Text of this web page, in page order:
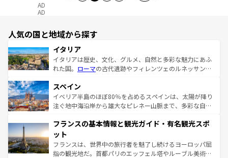
AD
AD
人気の国と地域から探す
イタリア
イタリアは歴史、文化、グルメ、自然と多彩な魅力にあふ
れた国。 ローマの古代遺跡やフィレンツェのルネッサンス
ろん、トスカーナの美しい田園風景やアマルフィ海岸の絶
景など、自然景観も見逃せない。観光の合間には、本場の
ピザやパスタなど、絶品のイタリア料理を堪能することも
ませてくれるイタリアで、忘れられない旅をしてみよう！
なお、新着のイタリア情報は
しい。
スペイン
イベリア半島のほぼ80％を占めるスペインは、太陽が降り
注ぐ地中海沿岸から雄大なピレネー山脈まで、多彩な自然
文化が根付くこの国では、情熱的なフラメンコ、熱気あふ
れる闘牛、そして美味しいタパスが生活の一部となってい
る。首都マドリードの洗練された雰囲気や、バルセロナの
アートに溢れた街角から、地方では古代ローマ遺跡や中世
フランスの基本情報と観光ガイド・有名観光スポ
ット
フランスは、世界中の旅行者を魅了し続けるヨーロッパ屈
指の観光地だ。首都パリのエッフェル塔やルーブル美術館